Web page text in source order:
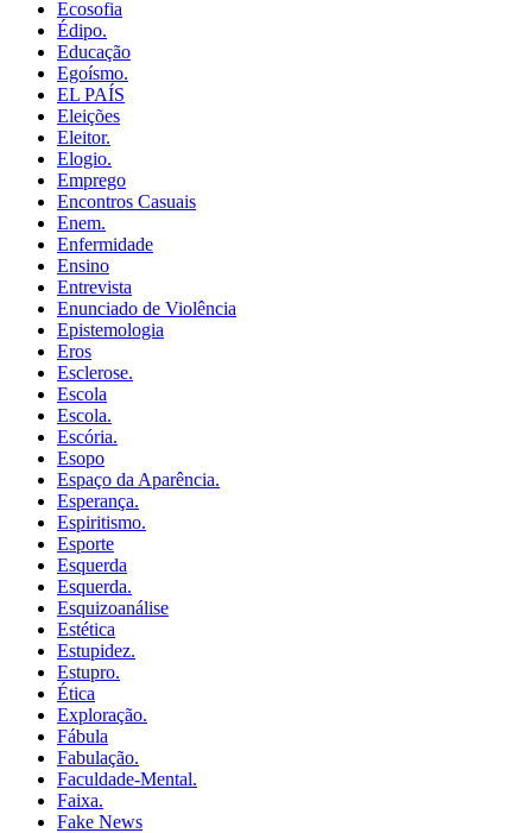
Ecosofia
Édipo.
Educação
Egoísmo.
EL PAÍS
Eleições
Eleitor.
Elogio.
Emprego
Encontros Casuais
Enem.
Enfermidade
Ensino
Entrevista
Enunciado de Violência
Epistemologia
Eros
Esclerose.
Escola
Escola.
Escória.
Esopo
Espaço da Aparência.
Esperança.
Espiritismo.
Esporte
Esquerda
Esquerda.
Esquizoanálise
Estética
Estupidez.
Estupro.
Ética
Exploração.
Fábula
Fabulação.
Faculdade-Mental.
Faixa.
Fake News